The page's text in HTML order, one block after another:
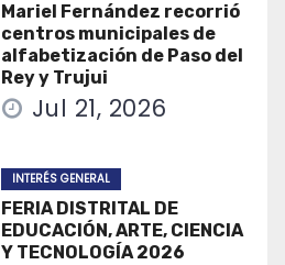
Mariel Fernández recorrió
centros municipales de
alfabetización de Paso del
Rey y Trujui
Jul 21, 2026
INTERÉS GENERAL
FERIA DISTRITAL DE
EDUCACIÓN, ARTE, CIENCIA
Y TECNOLOGÍA 2026